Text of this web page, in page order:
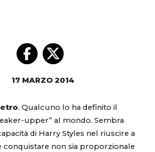
17 MARZO 2014
. Qualcuno lo ha definito il
upper” al mondo. Sembra
di Harry Styles nel riuscire a
conquistare non sia proporzionale